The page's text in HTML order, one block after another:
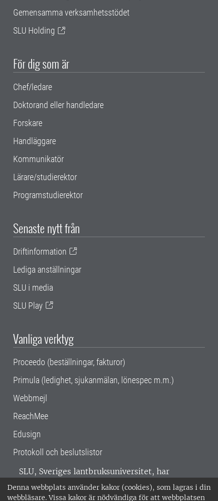
Denna webbplats använder kakor (cookies), som lagras i din
webbläsare. Vissa kakor är nödvändiga för att webbplatsen
Gemensamma verksamhetsstödet
SLU Holding
För dig som är
Chef/ledare
Doktorand eller handledare
Forskare
Handläggare
Kommunikatör
Lärare/studierektor
Programstudierektor
Senaste nytt från
Driftinformation
Lediga anställningar
SLU i media
SLU Play
Vanliga verktyg
Proceedo (beställningar, fakturor)
Primula (ledighet, sjukanmälan, lönespec m.m.)
Webbmejl
ReachMee
Edusign
Protokoll och beslutslistor
SLU, Sveriges lantbruksuniversitet, har
verksamhet över hela Sverige. Huvudorter är
Alnarp, Uppsala och Umeå.SLU är